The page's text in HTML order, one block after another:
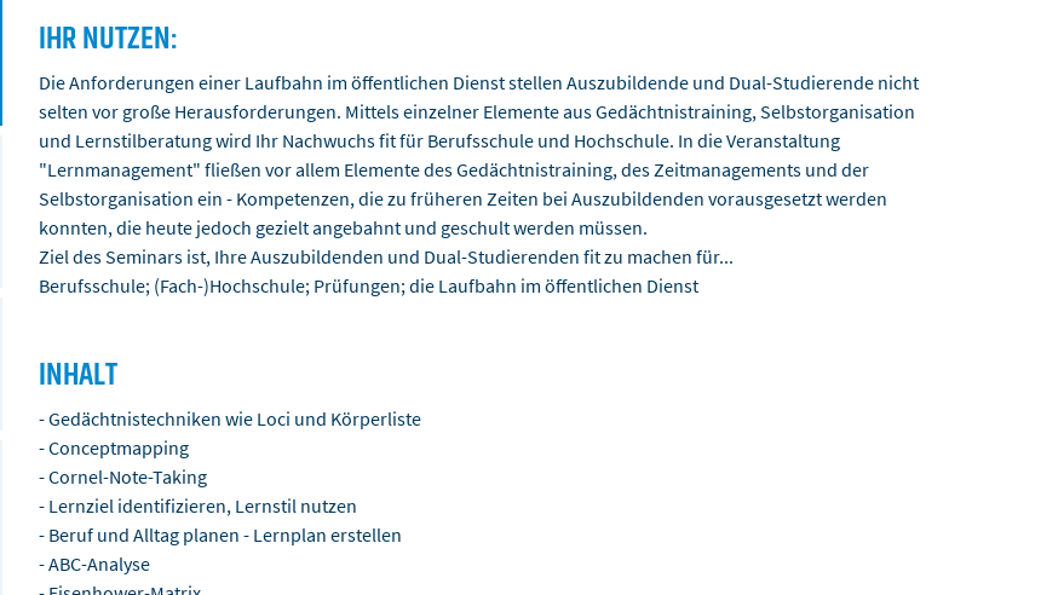
IHR NUTZEN:
Die Anforderungen einer Laufbahn im öffentlichen Dienst stellen Auszubildende und Dual-Studierende nicht
selten vor große Herausforderungen. Mittels einzelner Elemente aus Gedächtnistraining, Selbstorganisation
und Lernstilberatung wird Ihr Nachwuchs fit für Berufsschule und Hochschule. In die Veranstaltung
"Lernmanagement" fließen vor allem Elemente des Gedächtnistraining, des Zeitmanagements und der
Selbstorganisation ein - Kompetenzen, die zu früheren Zeiten bei Auszubildenden vorausgesetzt werden
konnten, die heute jedoch gezielt angebahnt und geschult werden müssen.
Ziel des Seminars ist, Ihre Auszubildenden und Dual-Studierenden fit zu machen für...
Berufsschule; (Fach-)Hochschule; Prüfungen; die Laufbahn im öffentlichen Dienst
INHALT
- Gedächtnistechniken wie Loci und Körperliste
- Conceptmapping
- Cornel-Note-Taking
- Lernziel identifizieren, Lernstil nutzen
- Beruf und Alltag planen - Lernplan erstellen
- ABC-Analyse